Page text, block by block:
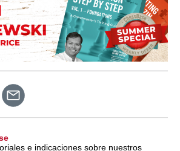
e indicaciones sobre nuestros